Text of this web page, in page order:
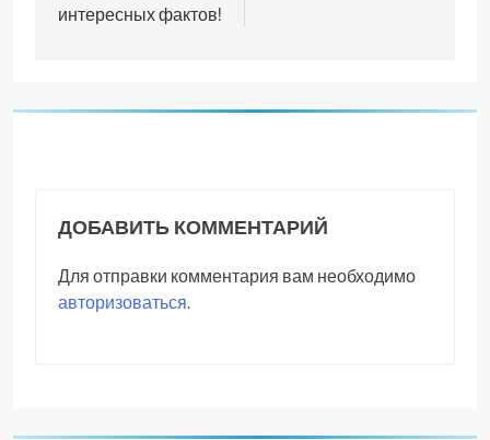
интересных фактов!
ДОБАВИТЬ КОММЕНТАРИЙ
Для отправки комментария вам необходимо
авторизоваться.